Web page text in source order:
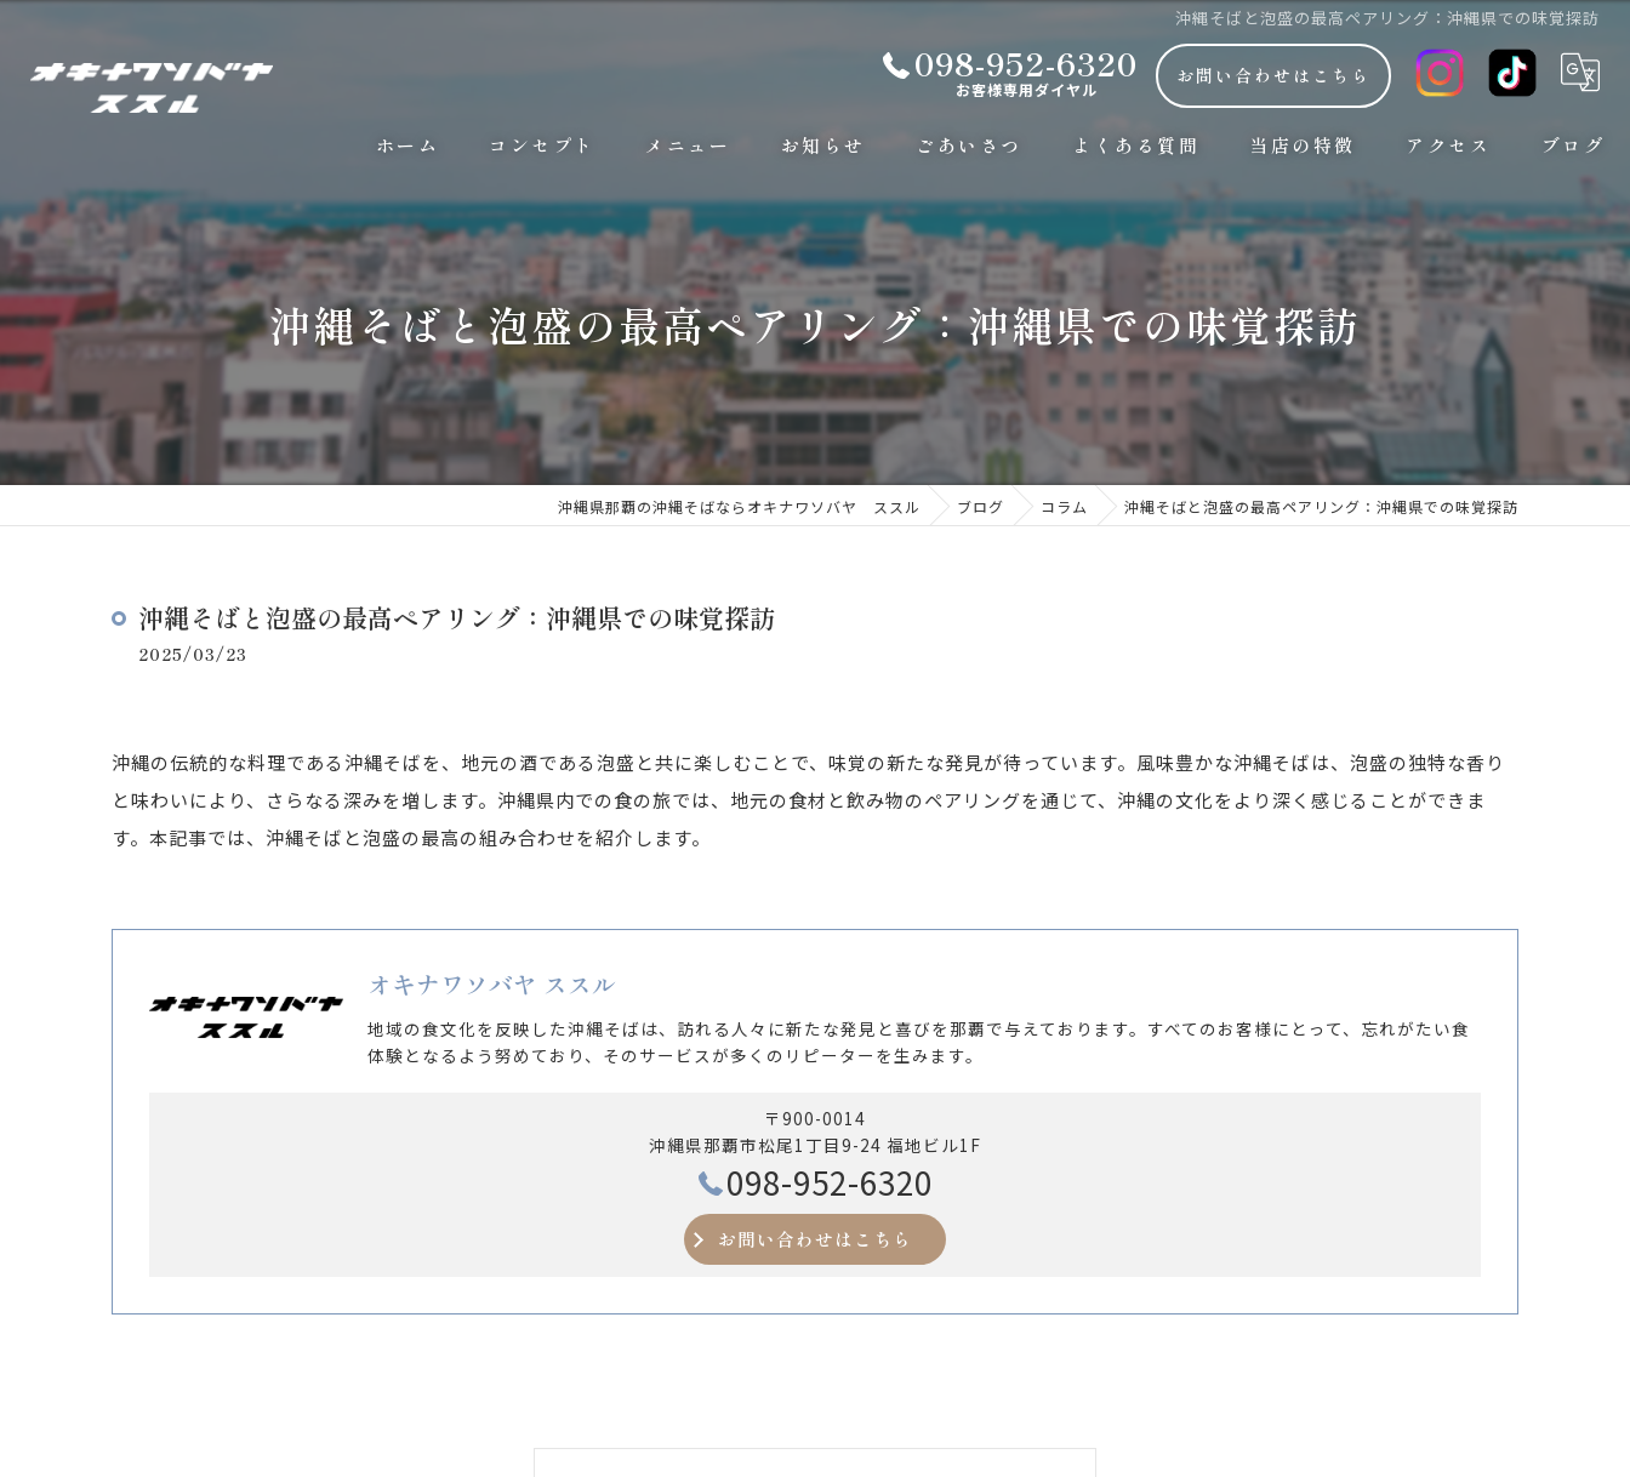
沖縄そばと泡盛の最高ペアリング：沖縄県での味覚探訪
098-952-6320
お客様専用ダイヤル
お問い合わせはこちら
ホーム コンセプト メニュー お知らせ ごあいさつ よくある質問 当店の特徴
朝7時から
観光
ランチ
お手頃な安い価格
おしゃれ
アクセス ブログ
コラム
沖縄そばと泡盛の最高ペアリング：沖縄県での味覚探訪
沖縄県那覇の沖縄そばならオキナワソバヤ ススル ブログ コラム 沖縄そばと泡盛の最高ペアリング：沖縄県での味覚探訪
沖縄そばと泡盛の最高ペアリング：沖縄県での味覚探訪
2025/03/23
沖縄の伝統的な料理である沖縄そばを、地元の酒である泡盛と共に楽しむことで、味覚の新たな発見が待っています。風味豊かな沖縄そばは、泡盛の独特な香り
と味わいにより、さらなる深みを増します。沖縄県内での食の旅では、地元の食材と飲み物のペアリングを通じて、沖縄の文化をより深く感じることができま
す。本記事では、沖縄そばと泡盛の最高の組み合わせを紹介します。
オキナワソバヤ ススル
地域の食文化を反映した沖縄そばは、訪れる人々に新たな発見と喜びを那覇で与えております。すべてのお客様にとって、忘れがたい食
体験となるよう努めており、そのサービスが多くのリピーターを生みます。
〒900-0014
沖縄県那覇市松尾1丁目9-24 福地ビル1F
098-952-6320
お問い合わせはこちら